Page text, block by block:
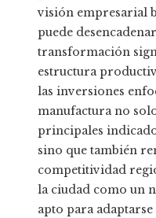
visión empresarial
puede
transformación
estructura
las inversiones
manufactura no
principales
sino que también
competitividad
la ciudad como un
apto para adaptarse